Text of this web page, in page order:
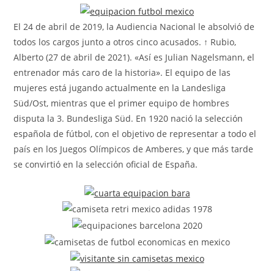
entrada:
entrada:
El 24 de abril de 2019, la Audiencia Nacional le absolvió de
todos los cargos junto a otros cinco acusados. ↑ Rubio,
Alberto (27 de abril de 2021). «Así es Julian Nagelsmann, el
entrenador más caro de la historia». El equipo de las
mujeres está jugando actualmente en la Landesliga
Süd/Ost, mientras que el primer equipo de hombres
disputa la 3. Bundesliga Süd. En 1920 nació la selección
española de fútbol, con el objetivo de representar a todo el
país en los Juegos Olímpicos de Amberes, y que más tarde
se convirtió en la selección oficial de España.